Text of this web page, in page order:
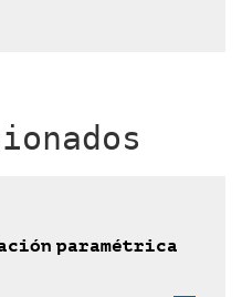
paramétrica